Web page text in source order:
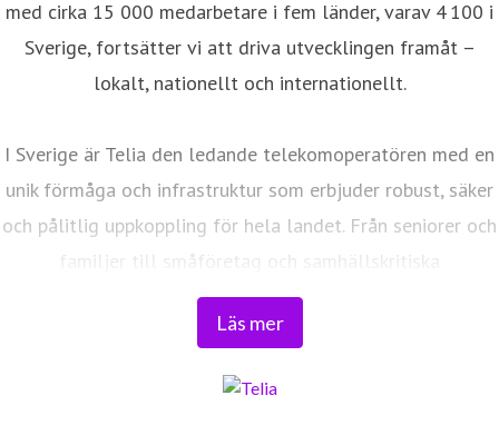
Läs mer
med cirka 15 000 medarbetare i fem länder, varav 4 100 i
Sverige, fortsätter vi att driva utvecklingen framåt –
lokalt, nationellt och internationellt.
I Sverige är Telia den ledande telekomoperatören med en
unik förmåga och infrastruktur som erbjuder robust, säker
och pålitlig uppkoppling för hela landet. Från seniorer och
familjer till småföretag och samhällskritiska
verksamheter. Vi möjliggör digitaliseringens kraft i
vardagen och är en del av Sveriges totalförsvar. Med
transportnätet och ett mobilnät i världsklass skapar vi en